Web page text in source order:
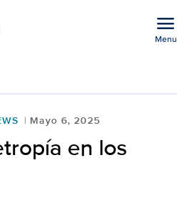
menu
Menu
en
Mayo 6, 2025
en los